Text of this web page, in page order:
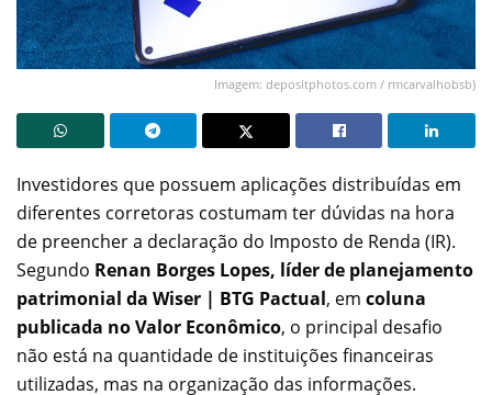
Imagem: depositphotos.com / rmcarvalhobsb)
Investidores que possuem aplicações distribuídas em
diferentes corretoras costumam ter dúvidas na hora
de preencher a declaração do Imposto de Renda (IR).
Segundo Renan Borges Lopes, líder de planejamento
patrimonial da Wiser | BTG Pactual, em coluna
publicada no Valor Econômico, o principal desafio
não está na quantidade de instituições financeiras
utilizadas, mas na organização das informações.